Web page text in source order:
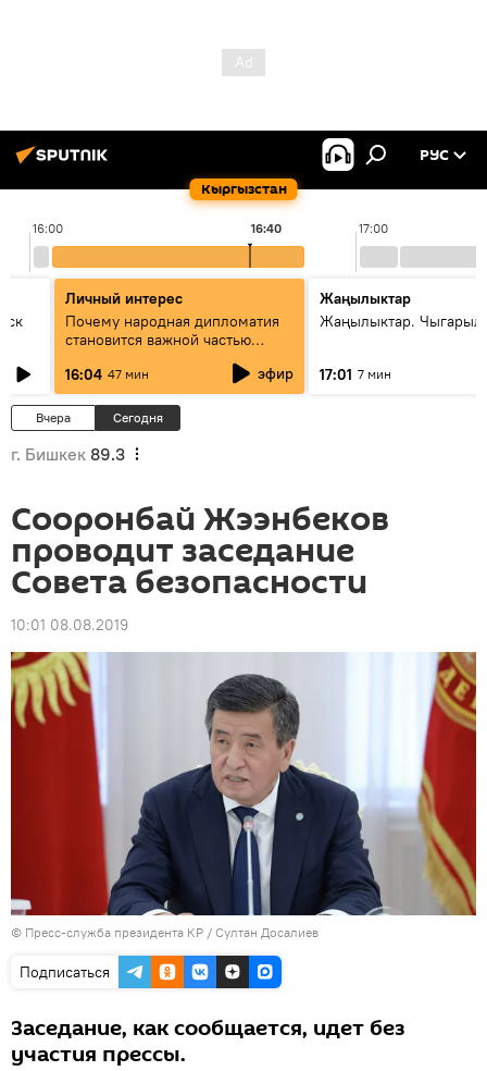
Кыргызстан
РУС
16:00 17:00
16:40
Личный интерес
Почему народная дипломатия
становится важной частью
сотрудничества
16:04 47 мин эфир
Жаңылыктар
Жаңылыктар.
17:01 7 мин
Вчера Сегодня
г. Бишкек 89.3
Сооронбай Жээнбеков
проводит заседание
Совета безопасности
10:01 08.08.2019
© Пресс-служба президента КР / Султан Досалиев
Подписаться
Заседание, как сообщается, идет без
участия прессы.